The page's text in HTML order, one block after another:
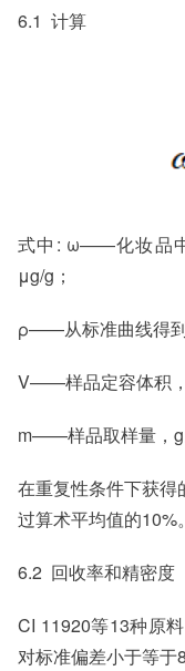
6.1 计算
式中: ω——化妆品中
μg/g；
ρ——从标准曲线得到
V——样品定容体积，
m——样品取样量，g
在重复性条件下获得
过算术平均值的10%。
6.2 回收率和精密度
CI 11920等13种原
对标准偏差小于等于